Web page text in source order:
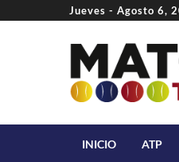
Jueves - Agosto 6,
INICIO ATP